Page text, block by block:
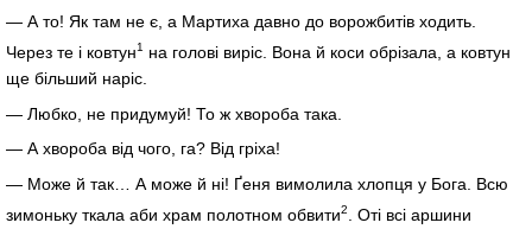
— А то! Як там не є, а Мартиха давно до ворожбитів ходить.
Через те і ковтун1
на голові виріс. Вона й коси обрізала, а ковтун
ще більший наріс.
— Любко, не придумуй! То ж хвороба така.
— А хвороба від чого, га? Від гріха!
— Може й так… А може й ні! Ґеня вимолила хлопця у Бога. Всю
зимоньку ткала аби храм полотном обвити2
. Оті всі аршини